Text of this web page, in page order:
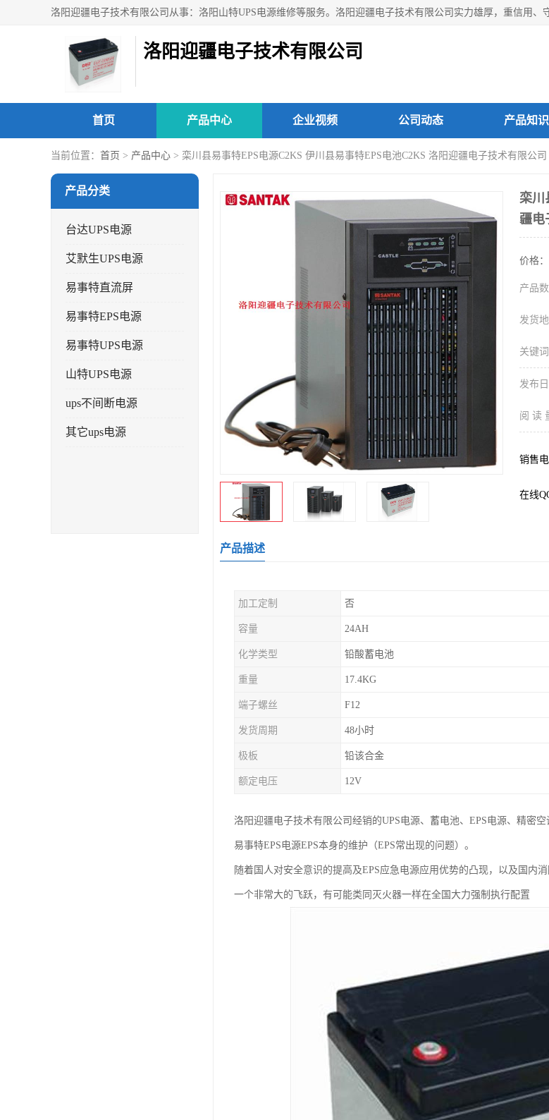
洛阳迎疆电子技术有限公司
首页 产品中心 企业视频 公司动态 产品知识
当前位置： 首页 > 产品中心 > 栾川县易事特EPS电源C2KS 伊川县易事特EPS电池C2KS 洛阳迎疆电子技术有限公司
产品分类
台达UPS电源
艾默生UPS电源
易事特直流屏
易事特EPS电源
易事特UPS电源
山特UPS电源
ups不间断电源
其它ups电源
栾川
疆电
价格
产品数
发货地
关键词
发布日
阅 读
销售电
在线
产品描述
加工定制 否
容量 24AH
化学类型 铅酸蓄电池
重量 17.4KG
端子螺丝 F12
发货周期 48小时
极板 铅该合金
额定电压 12V
洛阳迎疆电子技术有限公司经销的UPS电源、蓄电池、EPS电源、精密
易事特EPS电源EPS本身的维护（EPS常出现的问题）。
随着国人对安全意识的提高及EPS应急电源应用优势的凸现，以及国内
一个非常大的飞跃，有可能类同灭火器一样在全国大力强制执行配置